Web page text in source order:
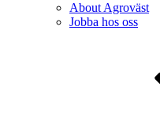
About Agroväst
Jobba hos oss